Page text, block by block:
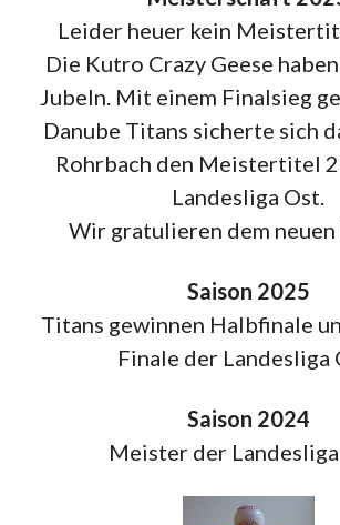
Leider heuer kein
Die Kutro Crazy Geese
Jubeln. Mit einem Finalsieg
Danube Titans sicherte sich
Rohrbach den Meistertitel
Landesliga Ost.
Wir gratulieren dem
Saison 2025
Titans gewinnen Halbfinale
Finale der Landesliga
Saison 2024
Meister der